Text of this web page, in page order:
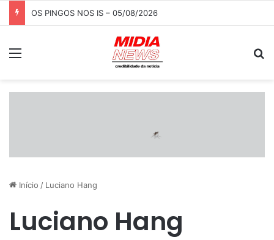
OS PINGOS NOS IS – 05/08/2026
Início / Luciano Hang
Luciano Hang